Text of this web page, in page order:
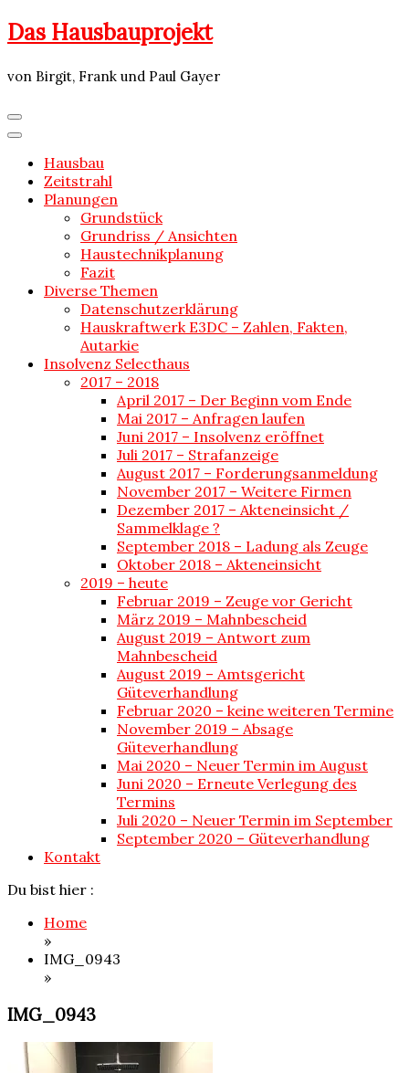
Skip
to
Das Hausbauprojekt
von Birgit, Frank und Paul Gayer
Hausbau
Zeitstrahl
Planungen
Grundstück
Grundriss / Ansichten
Haustechnikplanung
Fazit
Diverse Themen
Datenschutzerklärung
Hauskraftwerk E3DC – Zahlen, Fakten,
Autarkie
Insolvenz Selecthaus
2017 – 2018
April 2017 – Der Beginn vom Ende
Mai 2017 – Anfragen laufen
Juni 2017 – Insolvenz eröffnet
Juli 2017 – Strafanzeige
August 2017 – Forderungsanmeldung
November 2017 – Weitere Firmen
Dezember 2017 – Akteneinsicht /
Sammelklage ?
September 2018 – Ladung als Zeuge
Oktober 2018 – Akteneinsicht
2019 – heute
Februar 2019 – Zeuge vor Gericht
März 2019 – Mahnbescheid
August 2019 – Antwort zum
Mahnbescheid
August 2019 – Amtsgericht
Güteverhandlung
Februar 2020 – keine weiteren Termine
November 2019 – Absage
Güteverhandlung
Mai 2020 – Neuer Termin im August
Juni 2020 – Erneute Verlegung des
Termins
Juli 2020 – Neuer Termin im September
September 2020 – Güteverhandlung
Kontakt
Du bist hier :
Home
»
IMG_0943
»
IMG_0943